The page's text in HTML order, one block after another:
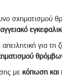
σχηματισμού
αγγειακό
για τη
με κόπωση